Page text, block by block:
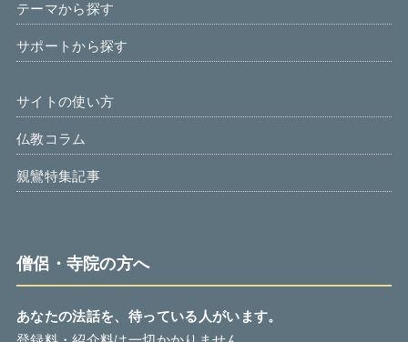
テーマから探す
サポートから探す
サイトの使い方
仏教コラム
親鸞特集記事
僧侶・寺院の方へ
あなたの法話を、待っている人がいます。